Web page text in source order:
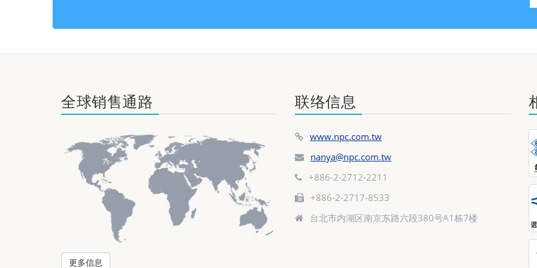
全球销售通路
更多信息
联络信息
www.npc.com.tw
nanya@npc.com.tw
+886-2-2712-2211
+886-2-2717-8533
台北市内湖区南京东路六段380号A1栋7楼